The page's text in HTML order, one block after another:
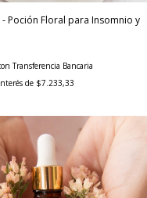
- Poción Floral para Insomnio y
Transferencia Bancaria
de $7.233,33